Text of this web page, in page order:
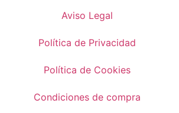
Aviso Legal
Política de Privacidad
Política de Cookies
Condiciones de compra